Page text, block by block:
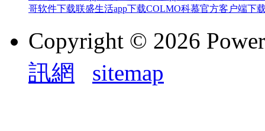
哥软件下载联盛生活app下载COLMO科慕官方客户端下
Copyright © 2026
訊網
sitemap